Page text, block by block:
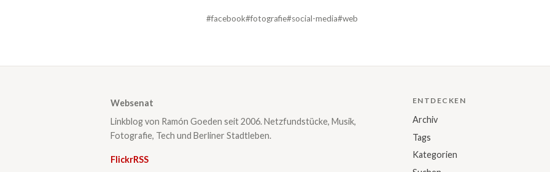
#facebook#fotografie#social-media#web
Websenat
Linkblog von Ramón Goeden seit 2006. Netzfundstücke, Musik,
Fotografie, Tech und Berliner Stadtleben.
FlickrRSS
ENTDECKEN
Archiv
Tags
Kategorien